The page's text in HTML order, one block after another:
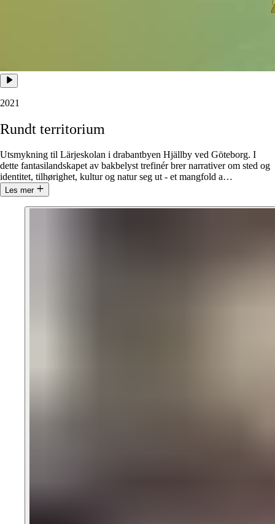
2021
Rundt territorium
Utsmykning til Lärjeskolan i drabantbyen Hjällby ved Göteborg. I
dette fantasilandskapet av bakbelyst trefinér brer narrativer om sted og
identitet, tilhørighet, kultur og natur seg ut - et mangfold a…
Les mer